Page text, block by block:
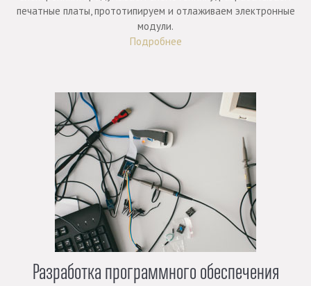
печатные платы, прототипируем и отлаживаем электронные
модули.
Подробнее
Разработка программного обеспечения